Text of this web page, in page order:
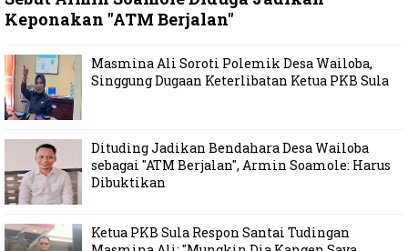
Keponakan "ATM Berjalan"
Masmina Ali Soroti Polemik Desa Wailoba,
Singgung Dugaan Keterlibatan Ketua PKB Sula
Dituding Jadikan Bendahara Desa Wailoba
sebagai "ATM Berjalan", Armin Soamole: Harus
Dibuktikan
Ketua PKB Sula Respon Santai Tudingan